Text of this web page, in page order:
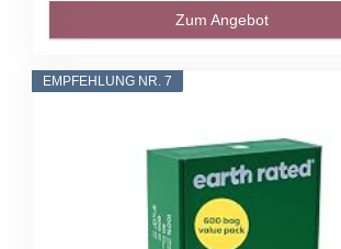
Zum Angebot
EMPFEHLUNG NR. 7